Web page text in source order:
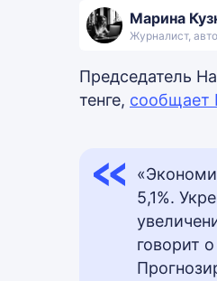
Марина
Журналист,
Председатель
тенге, сообщает
5,1%.
говорит